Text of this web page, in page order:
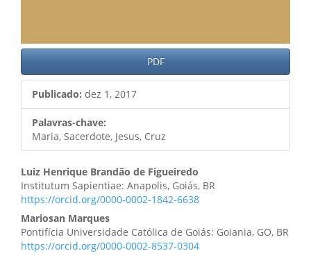
PDF
Publicado: dez 1, 2017
Palavras-chave:
Maria, Sacerdote, Jesus, Cruz
Conteúdo
do
artigo
principal
Luiz Henrique Brandão de Figueiredo
Institutum Sapientiae: Anapolis, Goiás, BR
https://orcid.org/0000-0002-1842-6638
Mariosan Marques
Pontifícia Universidade Católica de Goiás: Goiania, GO, BR
https://orcid.org/0000-0002-8537-0304